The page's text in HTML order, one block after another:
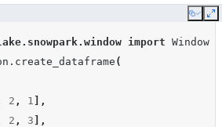
Copy
import Window
. create_dataframe (
2 , 1 ],
2 , 3 ],